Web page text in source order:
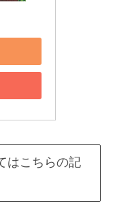
はこちらの記